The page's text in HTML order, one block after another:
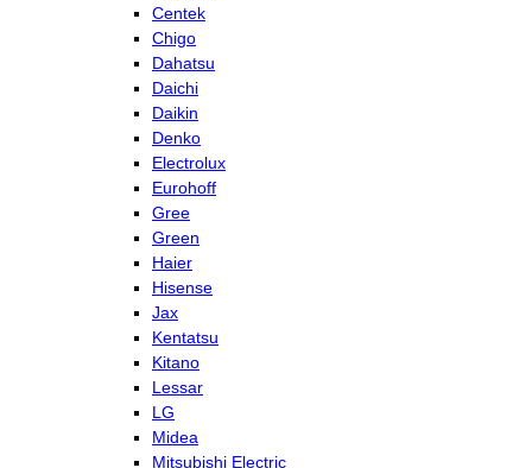
Centek
Chigo
Dahatsu
Daichi
Daikin
Denko
Electrolux
Eurohoff
Gree
Green
Haier
Hisense
Jax
Kentatsu
Kitano
Lessar
LG
Midea
Mitsubishi Electric